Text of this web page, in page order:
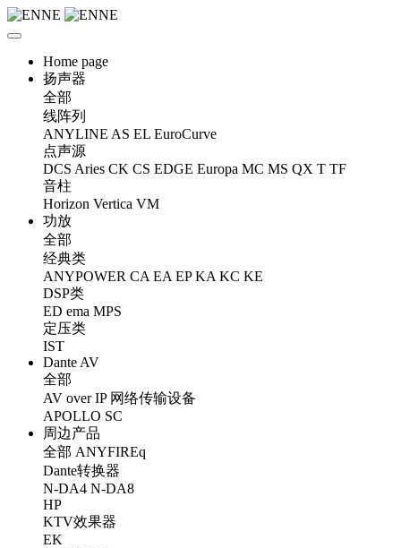
Home page
扬声器
全部
线阵列
ANYLINE AS EL EuroCurve
点声源
DCS Aries CK CS EDGE Europa MC MS QX T TF
音柱
Horizon Vertica VM
功放
全部
经典类
ANYPOWER CA EA EP KA KC KE
DSP类
ED ema MPS
定压类
IST
Dante AV
全部
AV over IP 网络传输设备
APOLLO SC
周边产品
全部 ANYFIREq
Dante转换器
N-DA4 N-DA8
HP
KTV效果器
EK